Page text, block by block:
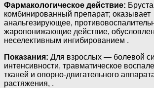
Фармакологическое действие:
комбинированный препарат; оказывает
анальгезирующее,
жаропонижающие действие,
неселективным ингибированием .
Показания: Для взрослых — болевой
интенсивности, травматическое
тканей и опорно-двигательного
растяжения, .